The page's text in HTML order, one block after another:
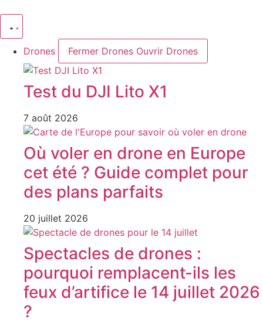
contenu
Drones
Fermer Drones Ouvrir Drones
Test du DJI Lito X1
7 août 2026
Où voler en drone en Europe
cet été ? Guide complet pour
des plans parfaits
20 juillet 2026
Spectacles de drones :
pourquoi remplacent-ils les
feux d’artifice le 14 juillet 2026
?